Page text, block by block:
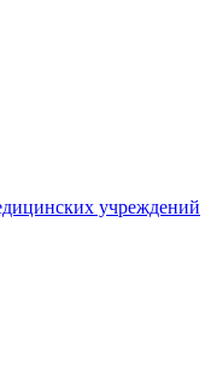
учреждений